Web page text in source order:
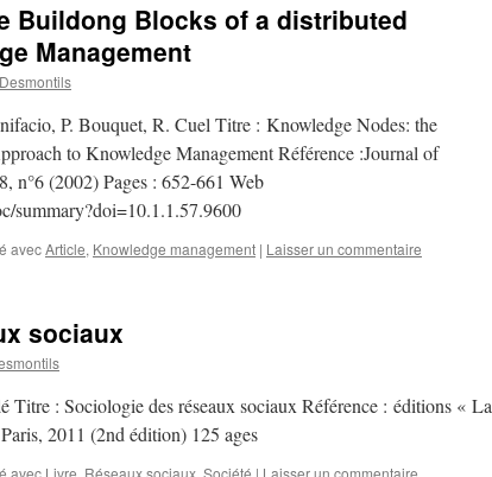
Buildong Blocks of a distributed
Management
P. Bouquet, R. Cuel Titre : Knowledge Nodes: the
to Knowledge Management Référence :Journal of
n°6 (2002) Pages : 652-661 Web
summary?doi=10.1.1.57.9600
avecArticle, Knowledge management | Laisser un commentaire
sociaux
Titre : Sociologie des réseaux sociaux Référence : éditions « La
2011 (2nd édition) 125 ages
avec Livre, Réseaux sociaux, Société | Laisser un commentaire